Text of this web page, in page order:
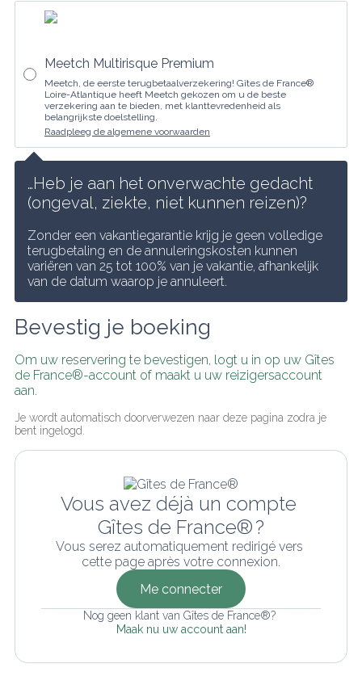
Meetch Multirisque Premium
Meetch, de eerste terugbetaalverzekering! Gîtes de France®
Loire-Atlantique heeft Meetch gekozen om u de beste
verzekering aan te bieden, met klanttevredenheid als
belangrijkste doelstelling.
Raadpleeg de algemene voorwaarden
…Heb je aan het onverwachte gedacht
(ongeval, ziekte, niet kunnen reizen)?
Zonder een vakantiegarantie krijg je geen volledige
terugbetaling en de annuleringskosten kunnen
variëren van 25 tot 100% van je vakantie, afhankelijk
van de datum waarop je annuleert.
Bevestig je boeking
Om uw reservering te bevestigen, logt u in op uw Gîtes
de France®-account of maakt u uw reizigersaccount
aan.
Je wordt automatisch doorverwezen naar deze pagina zodra je
bent ingelogd.
Vous avez déjà un compte
Gîtes de France® ?
Vous serez automatiquement redirigé vers
cette page après votre connexion.
Me connecter
Nog geen klant van Gîtes de France®?
Maak nu uw account aan!